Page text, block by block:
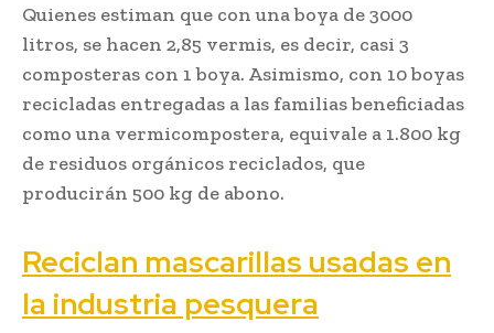
Quienes estiman que con una boya de 3000
litros, se hacen 2,85 vermis, es decir, casi 3
composteras con 1 boya. Asimismo, con 10 boyas
recicladas entregadas a las familias beneficiadas
como una vermicompostera, equivale a 1.800 kg
de residuos orgánicos reciclados, que
producirán 500 kg de abono.
Reciclan mascarillas usadas en
la industria pesquera